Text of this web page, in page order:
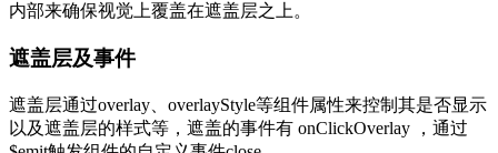
内部来确保视觉上覆盖在遮盖层之上。
遮盖层及事件
遮盖层通过overlay、overlayStyle等组件属性来控制其是否显示
以及遮盖层的样式等，遮盖的事件有 onClickOverlay ，通过